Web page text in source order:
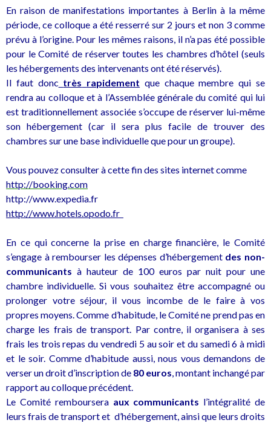
En raison de manifestations importantes à Berlin à la même
période, ce colloque a été resserré sur 2 jours et non 3 comme
prévu à l’origine. Pour les mêmes raisons, il n’a pas été possible
pour le Comité de réserver toutes les chambres d’hôtel (seuls
les hébergements des intervenants ont été réservés).
Il faut donc très rapidement que chaque membre qui se
rendra au colloque et à l’Assemblée générale du comité qui lui
est traditionnellement associée s’occupe de réserver lui-même
son hébergement (car il sera plus facile de trouver des
chambres sur une base individuelle que pour un groupe).
Vous pouvez consulter à cette fin des sites internet comme
http://booking.com
http://www.expedia.fr
http://www.hotels.opodo.fr
En ce qui concerne la prise en charge financière, le Comité
s’engage à rembourser les dépenses d’hébergement des non-
communicants à hauteur de 100 euros par nuit pour une
chambre individuelle. Si vous souhaitez être accompagné ou
prolonger votre séjour, il vous incombe de le faire à vos
propres moyens. Comme d’habitude, le Comité ne prend pas en
charge les frais de transport. Par contre, il organisera à ses
frais les trois repas du vendredi 5 au soir et du samedi 6 à midi
et le soir. Comme d’habitude aussi, nous vous demandons de
verser un droit d’inscription de 80 euros, montant inchangé par
rapport au colloque précédent.
Le Comité remboursera aux communicants l’intégralité de
leurs frais de transport et d’hébergement, ainsi que leurs droits